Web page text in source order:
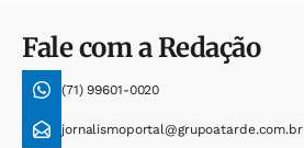
Fale com a Redação
(71) 99601-0020
jornalismoportal@grupoatarde.com.br